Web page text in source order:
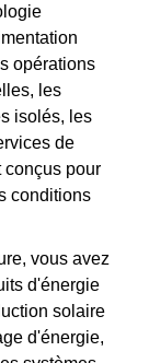
opérations
les
isolés, les
de
conçus pour
conditions
vous avez
d'énergie
solaire
d'énergie,